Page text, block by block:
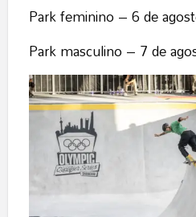
Park feminino – 6 de
Park masculino – 7 de